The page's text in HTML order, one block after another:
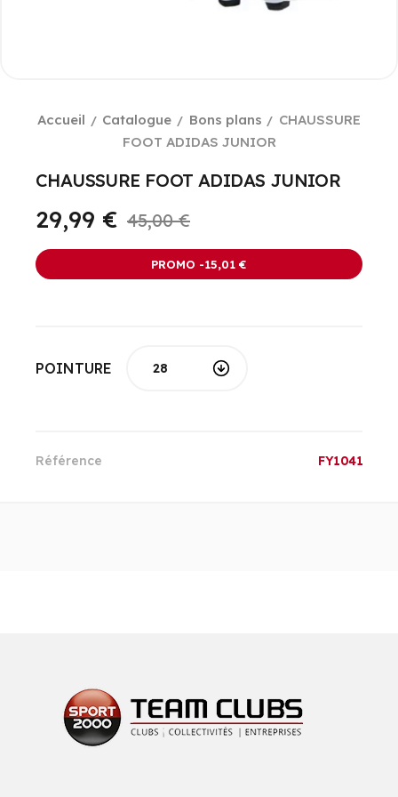
Accueil Catalogue Bons plans
CHAUSSURE
FOOT ADIDAS JUNIOR
CHAUSSURE FOOT ADIDAS JUNIOR
29,99 € 45,00 €
PROMO -15,01 €
POINTURE
Référence FY1041